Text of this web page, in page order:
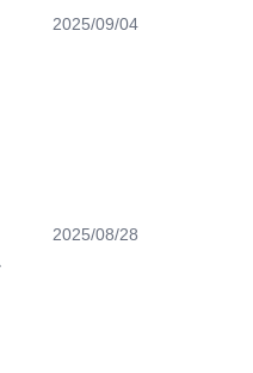
2025/09/04
2025/08/28